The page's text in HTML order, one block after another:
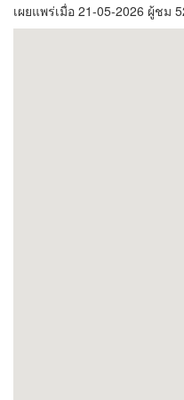
เผยแพร่เมื่อ 21-05-2026 ผู้ชม